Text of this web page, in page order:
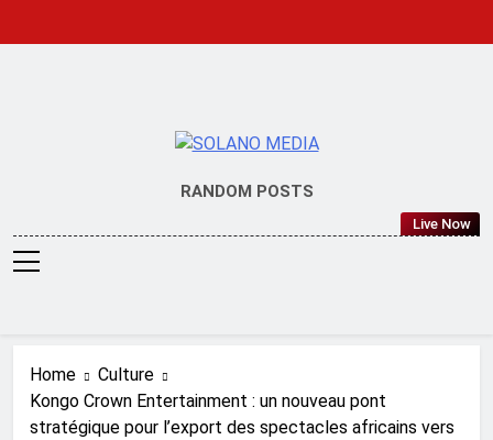
SOLANO
MEDIA
RANDOM POSTS
Live Now
Home
Culture
Kongo Crown Entertainment : un nouveau pont
stratégique pour l’export des spectacles africains vers